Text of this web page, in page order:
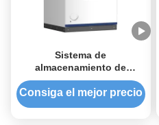
Sistema de
almacenamiento de
baterías solares
industriales y comerciales
Consiga el mejor precio